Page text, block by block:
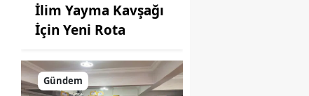
İlim Yayma Kavşağı
İçin Yeni Rota
Gündem